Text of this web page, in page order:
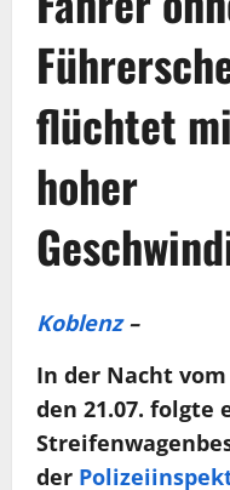
flüchtet
hoher
Koblenz–
In der Nacht vom
den 21.07. folgte
der